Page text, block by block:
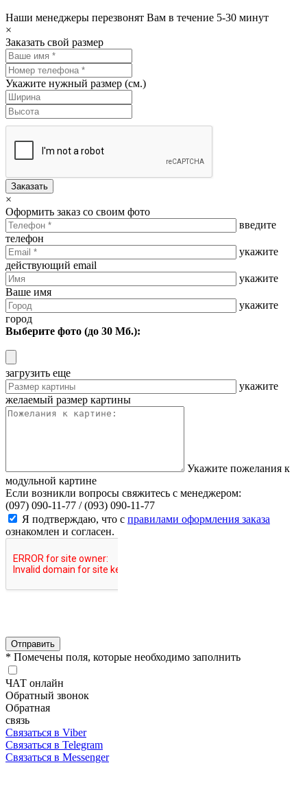
Наши менеджеры перезвонят Вам в течение 5-30 минут
×
Заказать свой размер
Укажите нужный размер (см.)
Заказать
×
Оформить заказ со своим фото
введите
телефон
укажите
действующий email
укажите
Ваше имя
укажите
город
Выберите фото (до 30 Мб.):
загрузить еще
укажите
желаемый размер картины
Укажите пожелания к
модульной картине
Если возникли вопросы свяжитесь с менеджером:
(097) 090-11-77 /(093) 090-11-77
Я подтверждаю, что с правилами оформления заказа
ознакомлен и согласен.
Отправить
* Помечены поля, которые необходимо заполнить
ЧАТ онлайн
Обратный звонок
Обратная
связь
Связаться в Viber
Связаться в Telegram
Связаться в Messenger